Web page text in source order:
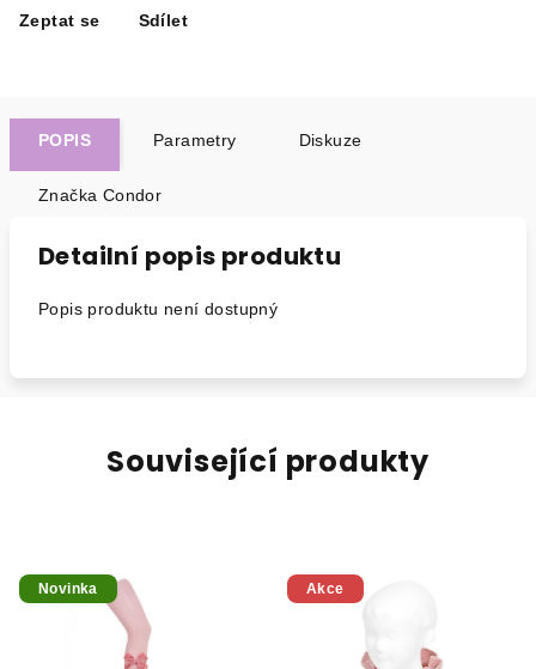
Zeptat se Sdílet
POPIS Parametry Diskuze
Značka Condor
Detailní popis produktu
Popis produktu není dostupný
Související produkty
Novinka Akce